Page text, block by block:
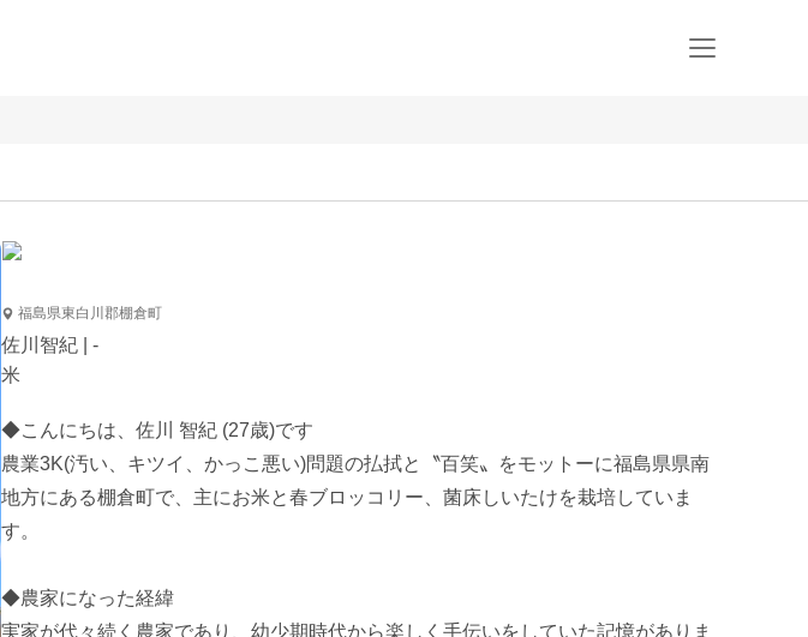
福島県東白川郡棚倉町
佐川智紀 | -
米
◆こんにちは、佐川 智紀 (27歳)です
農業3K(汚い、キツイ、かっこ悪い)問題の払拭と〝百笑〟をモットーに福島県県南
地方にある棚倉町で、主にお米と春ブロッコリー、菌床しいたけを栽培していま
す。
◆農家になった経緯
実家が代々続く農家であり、幼少期時代から楽しく手伝いをしていた記憶がありま